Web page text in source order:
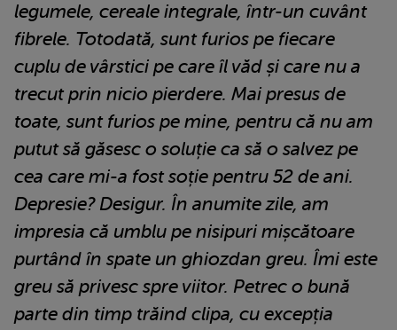
legumele, cereale integrale, într-un cuvânt
fibrele. Totodată, sunt furios pe fiecare
cuplu de vârstici pe care îl văd și care nu a
trecut prin nicio pierdere. Mai presus de
toate, sunt furios pe mine, pentru că nu am
putut să găsesc o soluție ca să o salvez pe
cea care mi-a fost soție pentru 52 de ani.
Depresie? Desigur. În anumite zile, am
impresia că umblu pe nisipuri mișcătoare
purtând în spate un ghiozdan greu. Îmi este
greu să privesc spre viitor. Petrec o bună
parte din timp trăind clipa, cu excepția